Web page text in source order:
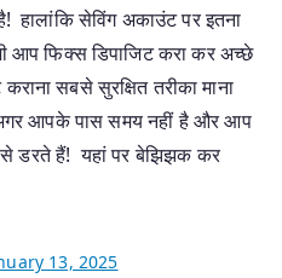
हालांकि सेविंग अकाउंट पर इतना
आप फिक्स डिपाजिट करा कर अच्छे
सबसे सुरक्षित तरीका माना
आपके पास समय नहीं है और आप
डरते हैं! यहां पर बेझिझक कर
13, 2025